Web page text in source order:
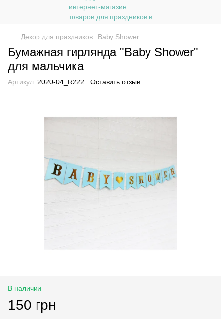
Декор для праздников Baby Shower
Бумажная гирлянда "Baby Shower"
для мальчика
Артикул: 2020-04_R222 Оставить отзыв
В наличии
150 грн